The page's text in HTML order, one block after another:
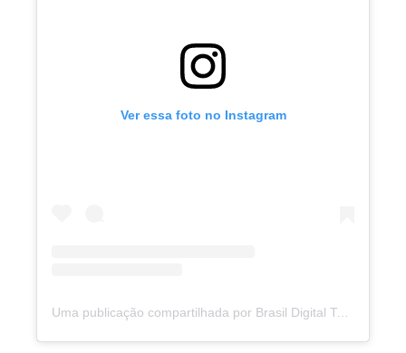
Ver essa foto no Instagram
Uma publicação compartilhada por Brasil Digital Telecom (@brasildigitaltelecom)